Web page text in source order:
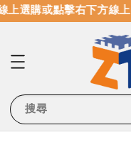
選購或點擊右下方線
搜尋